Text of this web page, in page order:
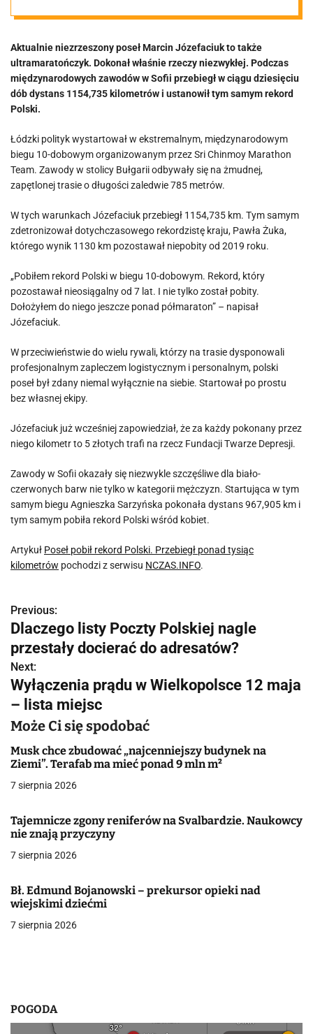
kilometrów
Aktualnie niezrzeszony poseł Marcin Józefaciuk to także
ultramaratończyk. Dokonał właśnie rzeczy niezwykłej. Podczas
międzynarodowych zawodów w Sofii przebiegł w ciągu dziesięciu
dób dystans 1154,735 kilometrów i ustanowił tym samym rekord
Polski.
Łódzki polityk wystartował w ekstremalnym, międzynarodowym
biegu 10-dobowym organizowanym przez Sri Chinmoy Marathon
Team. Zawody w stolicy Bułgarii odbywały się na żmudnej,
zapętlonej trasie o długości zaledwie 785 metrów.
W tych warunkach Józefaciuk przebiegł 1154,735 km. Tym samym
zdetronizował dotychczasowego rekordzistę kraju, Pawła Żuka,
którego wynik 1130 km pozostawał niepobity od 2019 roku.
„Pobiłem rekord Polski w biegu 10-dobowym. Rekord, który
pozostawał nieosiągalny od 7 lat. I nie tylko został pobity.
Dołożyłem do niego jeszcze ponad półmaraton” – napisał
Józefaciuk.
W przeciwieństwie do wielu rywali, którzy na trasie dysponowali
profesjonalnym zapleczem logistycznym i personalnym, polski
poseł był zdany niemal wyłącznie na siebie. Startował po prostu
bez własnej ekipy.
Józefaciuk już wcześniej zapowiedział, że za każdy pokonany przez
niego kilometr to 5 złotych trafi na rzecz Fundacji Twarze Depresji.
Zawody w Sofii okazały się niezwykle szczęśliwe dla biało-
czerwonych barw nie tylko w kategorii mężczyzn. Startująca w tym
samym biegu Agnieszka Sarzyńska pokonała dystans 967,905 km i
tym samym pobiła rekord Polski wśród kobiet.
Artykuł Poseł pobił rekord Polski. Przebiegł ponad tysiąc
kilometrów pochodzi z serwisu NCZAS.INFO.
N
a
w
i
g
a
c
a
w
i
s
Previous:
Dlaczego listy Poczty Polskiej nagle
przestały docierać do adresatów?
Next:
Wyłączenia prądu w Wielkopolsce 12 maja
– lista miejsc
Może Ci się spodobać
Musk chce zbudować „najcenniejszy budynek na
Ziemi”. Terafab ma mieć ponad 9 mln m²
7 sierpnia 2026
Tajemnicze zgony reniferów na Svalbardzie. Naukowcy
nie znają przyczyny
7 sierpnia 2026
Bł. Edmund Bojanowski – prekursor opieki nad
wiejskimi dziećmi
7 sierpnia 2026
POGODA